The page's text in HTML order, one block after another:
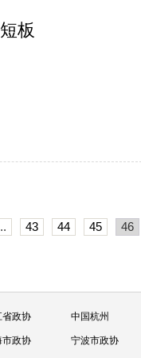
板
43 44 45 46
省政协 中国杭州
市政协 宁波市政协